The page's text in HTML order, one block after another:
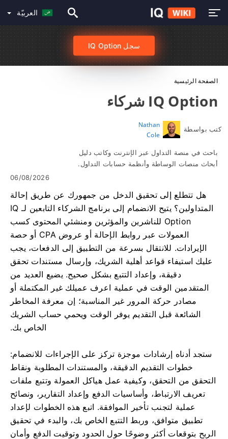
العربيّة
سجل IQ Option
الصفحة الرئيسية
IQ Option شركاء
كتب بواسطة
Nathan
Cole
باحث في منصة التداول عبر الإنترنت وكاتب دليل
أبحاث منصات الوساطة وأنظمة حسابات التداول.
06/08/2026
هل تتطلع إلى تحقيق الدخل من جمهورك عن طريق إحالة
المتداولين؟ يتيح الانضمام إلى برنامج الشركاء التابعين لـ IQ
Option للناشرين والمؤثرين ومنشئي المحتوى كسب
العمولات عبر روابط الإحالة أو عروض CPA أو حصة
الإيرادات. للانتقال بسرعة من التطبيق إلى الدفعات، يجب
عليك استيفاء قواعد أهلية الشريك، وإرسال مستندات تحقق
دقيقة، وإعداد التتبع بشكل صحيح. يضيع العديد من
المتقدمين الوقت في عملية اعرف عميلك غير المكتملة أو
مصادر حركة المرور غير المناسبة؛ إن معرفة المخاطر
الشائعة قبل التقديم يوفر الوقت ويحمي حساب الشريك
الخاص بك.
ستجد أدناه إرشادات موجزة تركز على الإجراءات للانضمام:
خطوات التقديم الدقيقة، والمستندات المطلوبة ونقاط
التحقق من التحقق، وكيفية عمل هياكل العمولة وتتبع ملفات
تعريف الارتباط، وأساسيات الدفع وإعداد التقارير، ونصائح
عملية لتجنب تأخير الموافقة. اتبع هذه الخطوات لإعداد
تطبيق متوافق، وربط التتبع الخاص بك، والبدء في تحقيق
الربح بتوقعات أكثر وضوحًا حول الحدود وتوقيت الدفع وأمان